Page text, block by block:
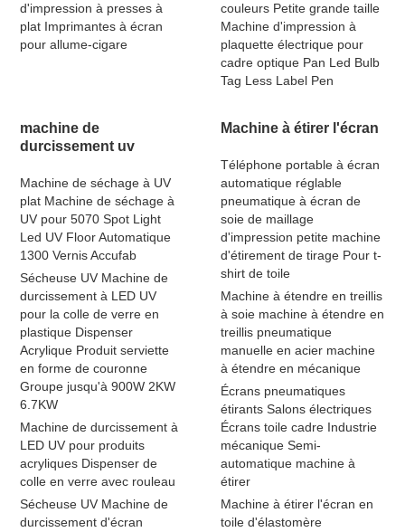
d'impression à presses à
plat Imprimantes à écran
pour allume-cigare
couleurs Petite grande taille
Machine d'impression à
plaquette électrique pour
cadre optique Pan Led Bulb
Tag Less Label Pen
machine de
durcissement uv
Machine de séchage à UV
plat Machine de séchage à
UV pour 5070 Spot Light
Led UV Floor Automatique
1300 Vernis Accufab
Sécheuse UV Machine de
durcissement à LED UV
pour la colle de verre en
plastique Dispenser
Acrylique Produit serviette
en forme de couronne
Groupe jusqu'à 900W 2KW
6.7KW
Machine de durcissement à
LED UV pour produits
acryliques Dispenser de
colle en verre avec rouleau
Sécheuse UV Machine de
durcissement d'écran
Machine à étirer l'écran
Téléphone portable à écran
automatique réglable
pneumatique à écran de
soie de maillage
d'impression petite machine
d'étirement de tirage Pour t-
shirt de toile
Machine à étendre en treillis
à soie machine à étendre en
treillis pneumatique
manuelle en acier machine
à étendre en mécanique
Écrans pneumatiques
étirants Salons électriques
Écrans toile cadre Industrie
mécanique Semi-
automatique machine à
étirer
Machine à étirer l'écran en
toile d'élastomère